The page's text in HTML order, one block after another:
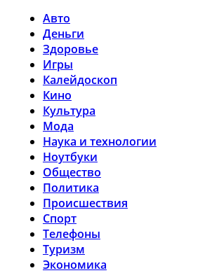
Авто
Деньги
Здоровье
Игры
Калейдоскоп
Кино
Культура
Мода
Наука и технологии
Ноутбуки
Общество
Политика
Происшествия
Спорт
Телефоны
Туризм
Экономика